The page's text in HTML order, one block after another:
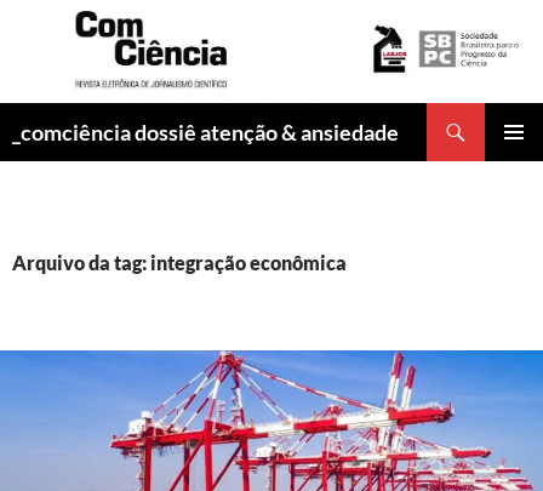
_comciência dossiê atenção & ansiedade
Arquivo da tag: integração econômica